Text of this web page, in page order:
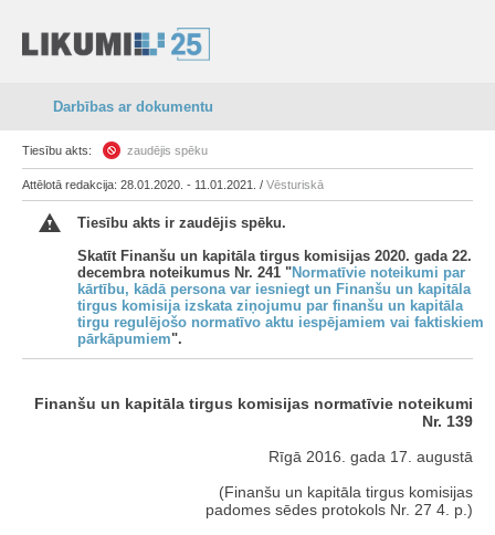
Darbības ar dokumentu
Tiesību akts: zaudējis spēku
Attēlotā redakcija: 28.01.2020. - 11.01.2021. / Vēsturiskā
Tiesību akts ir zaudējis spēku.
Skatīt Finanšu un kapitāla tirgus komisijas 2020. gada 22.
decembra noteikumus Nr. 241 "Normatīvie noteikumi par
kārtību, kādā persona var iesniegt un Finanšu un kapitāla
tirgus komisija izskata ziņojumu par finanšu un kapitāla
tirgu regulējošo normatīvo aktu iespējamiem vai faktiskiem
pārkāpumiem".
Finanšu un kapitāla tirgus komisijas normatīvie noteikumi
Nr. 139
Rīgā 2016. gada 17. augustā
(Finanšu un kapitāla tirgus komisijas
padomes sēdes protokols Nr. 27 4. p.)